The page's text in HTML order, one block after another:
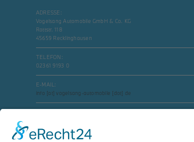
ADRESSE:
Vogelsang Automobile GmbH & Co. KG
Rottstr. 118
45659 Recklinghausen
TELEFON:
02361 9193 0
E-MAIL:
info [at] vogelsang-automobile [dot] de